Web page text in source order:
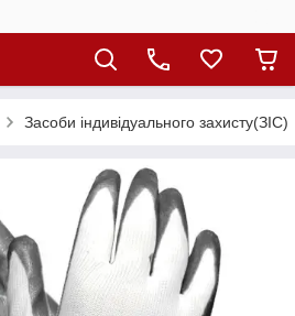
Засоби індивідуального захисту(ЗІС)